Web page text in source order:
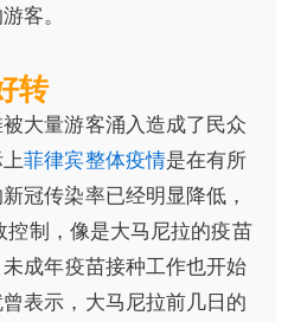
客。
转‍
大量游客涌入造成了民众
菲律宾整体疫情是在有所
冠传染率已经明显降低，
制，像是大马尼拉的疫苗
成年疫苗接种工作也开始
表示，大马尼拉前几日的